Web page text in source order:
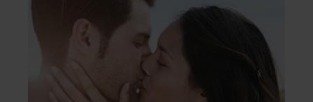
afgelopen jaren steeds moeilijker bereikbaar
geworden en gunt hij de media nauwelijks nog